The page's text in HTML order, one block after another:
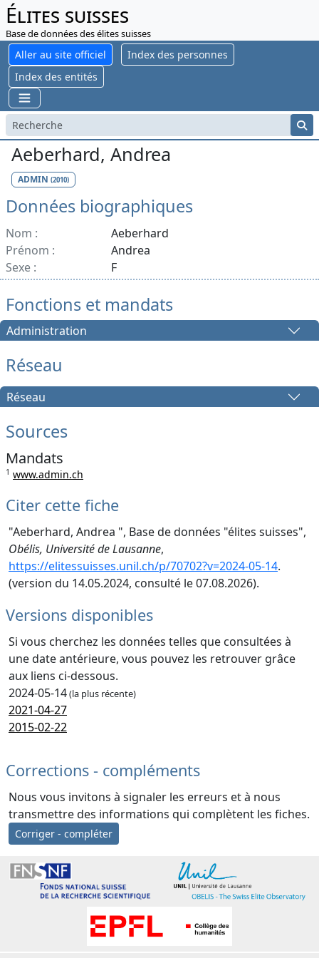
Élites suisses
Base de données des élites suisses
Aller au site officiel
Index des personnes
Index des entités
Aeberhard, Andrea
ADMIN (2010)
Données biographiques
Nom :
Aeberhard
Prénom :
Andrea
Sexe :
F
Fonctions et mandats
Administration
Réseau
Réseau
Sources
Mandats
1 www.admin.ch
Citer cette fiche
"Aeberhard, Andrea ", Base de données "élites suisses",
Obélis, Université de Lausanne,
https://elitessuisses.unil.ch/p/70702?v=2024-05-14.
(version du 14.05.2024, consulté le 07.08.2026).
Versions disponibles
Si vous cherchez les données telles que consultées à
une date antérieure, vous pouvez les retrouver grâce
aux liens ci-dessous.
2024-05-14(la plus récente)
2021-04-27
2015-02-22
Corrections - compléments
Nous vous invitons à signaler les erreurs et à nous
transmettre des informations qui complètent les fiches.
Corriger - compléter